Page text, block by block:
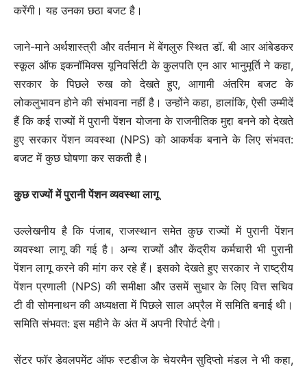
करेंगी। यह उनका छठा बजट है।
जाने-माने अर्थशास्त्री और वर्तमान में बेंगलुरु स्थित डॉ. बी आर आंबेडकर
स्कूल ऑफ इकनॉमिक्स यूनिवर्सिटी के कुलपति एन आर भानुमूर्ति ने कहा,
सरकार के पिछले रुख को देखते हुए, आगामी अंतरिम बजट के
लोकलुभावन होने की संभावना नहीं है। उन्होंने कहा, हालांकि, ऐसी उम्मीदें
हैं कि कई राज्यों में पुरानी पेंशन योजना के राजनीतिक मुद्दा बनने को देखते
हुए सरकार पेंशन व्यवस्था (NPS) को आकर्षक बनाने के लिए संभवत:
बजट में कुछ घोषणा कर सकती है।
कुछ राज्यों में पुरानी पेंशन व्यवस्था लागू
उल्लेखनीय है कि पंजाब, राजस्थान समेत कुछ राज्यों में पुरानी पेंशन
व्यवस्था लागू की गई है। अन्य राज्यों और केंद्रीय कर्मचारी भी पुरानी
पेंशन लागू करने की मांग कर रहे हैं। इसको देखते हुए सरकार ने राष्ट्रीय
पेंशन प्रणाली (NPS) की समीक्षा और उसमें सुधार के लिए वित्त सचिव
टी वी सोमनाथन की अध्यक्षता में पिछले साल अप्रैल में समिति बनाई थी।
समिति संभवत: इस महीने के अंत में अपनी रिपोर्ट देगी।
सेंटर फॉर डेवलपमेंट ऑफ स्टडीज के चेयरमैन सुदिप्तो मंडल ने भी कहा,